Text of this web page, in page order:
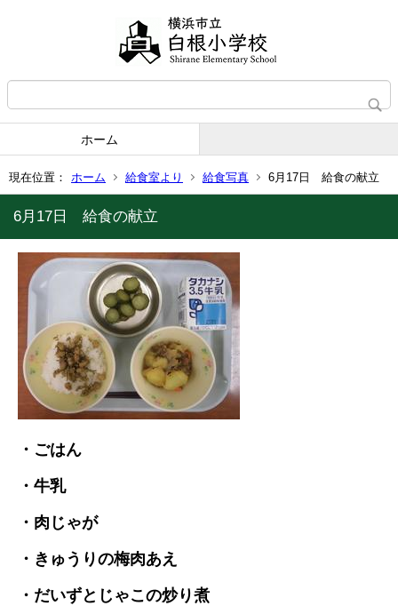
ホーム
現在位置： ホーム 給食室より 給食写真 6月17日 給食の献立
6月17日 給食の献立
・ごはん
・牛乳
・肉じゃが
・きゅうりの梅肉あえ
・だいずとじゃこの炒り煮